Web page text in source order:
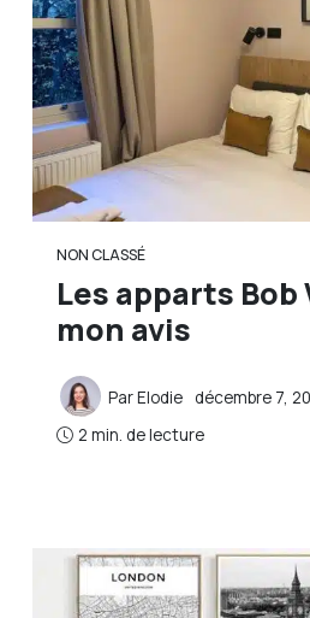
NON CLASSÉ
Les apparts Bob
mon avis
ParElodie
décembre 7,
2 min. de lecture